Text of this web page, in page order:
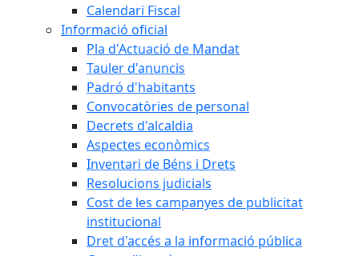
Calendari Fiscal
Informació oficial
Pla d'Actuació de Mandat
Tauler d'anuncis
Padró d'habitants
Convocatòries de personal
Decrets d'alcaldia
Aspectes econòmics
Inventari de Béns i Drets
Resolucions judicials
Cost de les campanyes de publicitat
institucional
Dret d'accés a la informació pública